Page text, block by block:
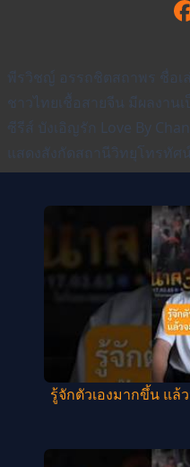
พีรวิชญ์ อรรถชิตสถาพร ชื่อ
ชาวไทยเชื้อสายจีน มีผลงา
ซีรีส์ บังเอิญรัก Love By
แสดงสังกัดสถานีวิทยุโทรทัศ
รู้จักตัวเองมากขึ้น แ